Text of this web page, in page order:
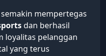
semakin mempertegas
dan berhasil
loyalitas pelanggan
yang terus